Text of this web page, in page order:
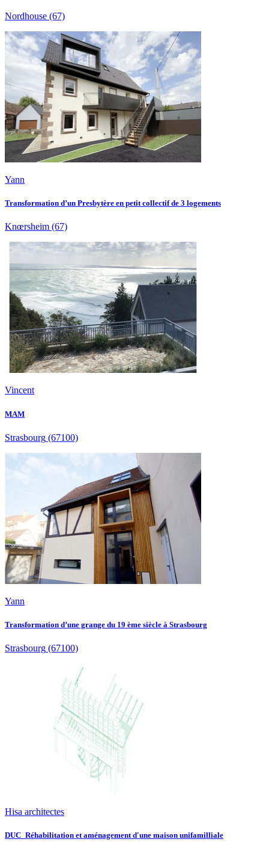
Nordhouse (67)
Yann
Transformation d’un Presbytère en petit collectif de 3 logements
Knœrsheim (67)
Vincent
MAM
Strasbourg (67100)
Yann
Transformation d’une grange du 19 ème siècle à Strasbourg
Strasbourg (67100)
Hisa architectes
DUC_Réhabilitation et aménagement d'une maison unifamilliale